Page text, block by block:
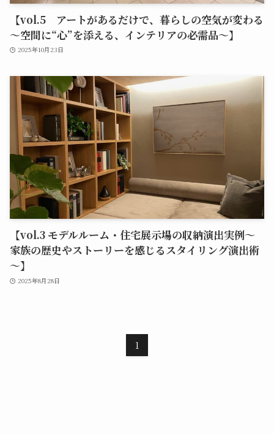
【vol.5 アートがあるだけで、暮らしの空気が変わる
～空間に“心”を添える、インテリアの必需品～】
2025年10月23日
【vol.3 モデルルーム・住宅展示場の収納演出実例～
家族の歴史やストーリーを感じるスタイリング演出術
～】
2025年8月28日
1